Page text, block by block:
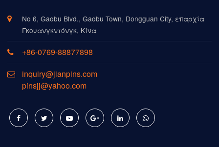
Νο 6, Gaobu Blvd., Gaobu Town, Dongguan City, επαρχία
Γκουανγκντόνγκ, Κίνα
+86-0769-88877898
inquiry@jianpins.com
pinsjj@yahoo.com